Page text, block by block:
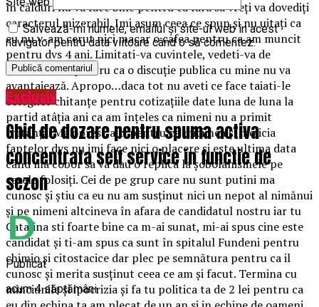
în călduri nu va face bine pentru ca fara sa vreți va dovediți
caracterul mizerabil. Imi asum ceea ce spun și nu uitați ca
eu nu v-am cerut nici macar o cafea pentru ca am muncit
pentru dvs 4 ani. Limitati-va cuvintele, vedeti-va de
treburile dvs pentru ca o discuție publica cu mine nu va
avantajează. Apropo…daca tot nu aveti ce face taiati-le
colegilor chitanțe pentru cotizațiile date luna de luna la
partid atâția ani ca am înțeles ca nimeni nu a primit
chitanță. Ma opresc aici pentru ca micimea și mojicia
faptelor dvs nu imi face nici o placere și este ultima data
când ma cobor sa va dau o replica la șobolanismele pe
carele folosiți. Cei de pe grup care nu sunt putini ma
cunosc și știu ca eu nu am susținut nici un nepot al nimănui
și pe nimeni altcineva în afara de candidatul nostru iar tu
Catalina sti foarte bine ca m-ai sunat, mi-ai spus cine este
candidat și ti-am spus ca sunt în spitalul Fundeni pentru
chimio și citostacice dar plec pe semnătura pentru ca il
cunosc și merita susținut ceea ce am și facut. Termina cu
minciunile și ipocrizia și fa tu politica ta de 2 lei pentru ca
Salvează-mi numele, emailul și site-ul web în acest
navigator pentru data viitoare când o să comentez.
Exclusiv
Ghid de dozare pentru spuma activa
concentrata self service in functie de
sezon
Publicat
acum 4 săptămâni